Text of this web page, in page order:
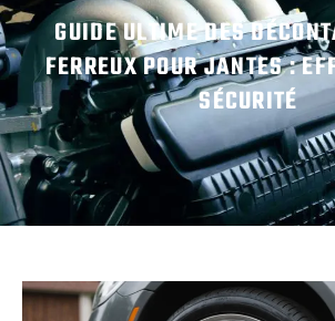
GUIDE ULTIME DES
FERREUX POUR JANTES :
SÉCURITÉ